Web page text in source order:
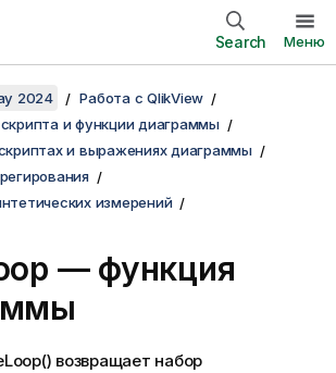
Search Меню
2024
Работа с QlikView
и функции диаграммы
и выражениях диаграммы
измерений
— функция
возвращает набор